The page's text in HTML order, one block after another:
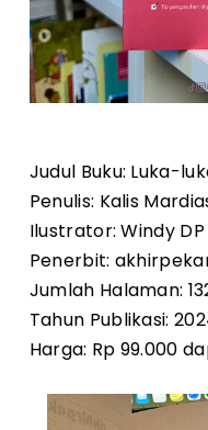
Judul Buku: Luka-
Penulis: Kalis
Ilustrator: Windy DP
Penerbit:
Jumlah Halaman:
Tahun Publikasi:
Harga: Rp 99.000